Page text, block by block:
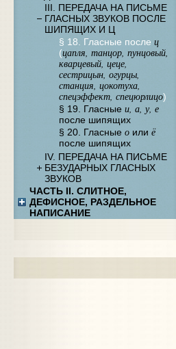
III. ПЕРЕДАЧА НА ПИСЬМЕ
ГЛАСНЫХ ЗВУКОВ ПОСЛЕ
ШИПЯЩИХ И Ц
§ 18. Гласные после ц
(цапля, танцор, пунцовый,
кварцевый, цеце,
сестрицын, огурцы,
станция, цокотуха,
спецэффект, спецюрлицо)
§ 19. Гласные и, а, у, е
после шипящих
§ 20. Гласные оили ё
после шипящих
IV. ПЕРЕДАЧА НА ПИСЬМЕ
БЕЗУДАРНЫХ ГЛАСНЫХ
ЗВУКОВ
ЧАСТЬ II. СЛИТНОЕ,
ДЕФИСНОЕ, РАЗДЕЛЬНОЕ
НАПИСАНИЕ